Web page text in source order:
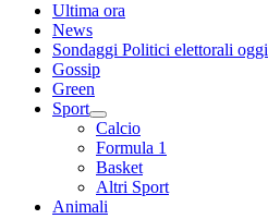
Ultima ora
News
Sondaggi Politici elettorali oggi
Gossip
Green
Sport
Calcio
Formula 1
Basket
Altri Sport
Animali